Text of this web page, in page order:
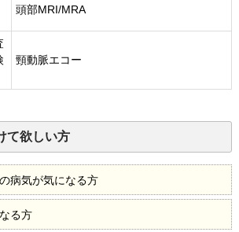
頭部MRI/MRA
頸動脈エコー
て欲しい方
病気が気になる方
る方